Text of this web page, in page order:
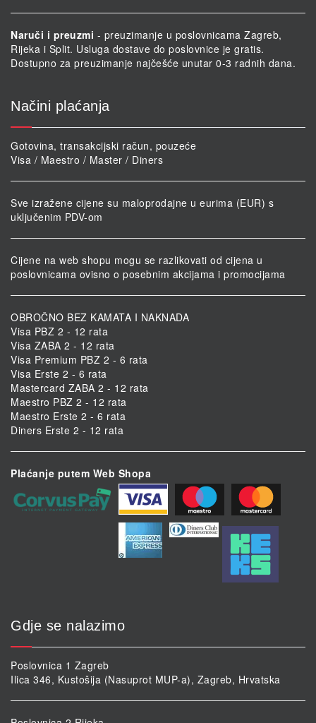
Naruči i preuzmi - preuzimanje u poslovnicama Zagreb,
Rijeka i Split. Usluga dostave do poslovnice je gratis.
Dostupno za preuzimanje najčešće unutar 0-3 radnih dana.
Načini plaćanja
Gotovina, transakcijski račun, pouzeće
Visa / Maestro / Master / Diners
Sve izražene cijene su maloprodajne u eurima (EUR) s
uključenim PDV-om
Cijene na web shopu mogu se razlikovati od cijena u
poslovnicama ovisno o posebnim akcijama i promocijama
OBROČNO BEZ KAMATA I NAKNADA
Visa PBZ 2 - 12 rata
Visa ZABA 2 - 12 rata
Visa Premium PBZ 2 - 6 rata
Visa Erste 2 - 6 rata
Mastercard ZABA 2 - 12 rata
Maestro PBZ 2 - 12 rata
Maestro Erste 2 - 6 rata
Diners Erste 2 - 12 rata
Plaćanje putem Web Shopa
Gdje se nalazimo
Poslovnica 1 Zagreb
Ilica 346, Kustošija (Nasuprot MUP-a), Zagreb, Hrvatska